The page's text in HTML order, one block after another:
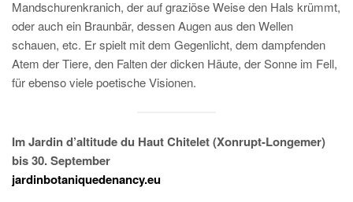
Mandschurenkranich, der auf graziöse Weise den Hals krümmt,
oder auch ein Braunbär, dessen Augen aus den Wellen
schauen, etc. Er spielt mit dem Gegenlicht, dem dampfenden
Atem der Tiere, den Falten der dicken Häute, der Sonne im Fell,
für ebenso viele poetische Visionen.
Im Jardin d’altitude du Haut Chitelet (Xonrupt-Longemer)
bis 30. September
jardinbotaniquedenancy.eu